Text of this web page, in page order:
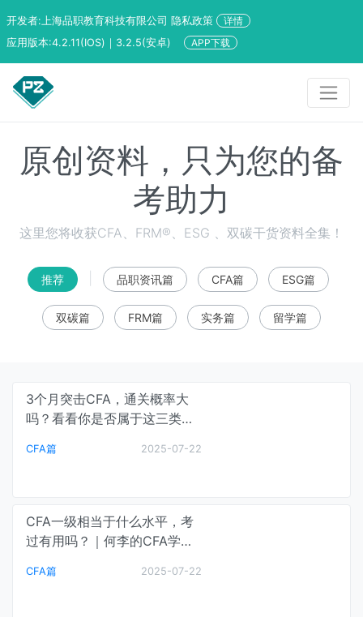
开发者:上海品职教育科技有限公司 隐私政策
详情
应用版本:4.2.11(IOS)｜3.2.5(安卓)
APP下载
原创资料，只为您的备
考助力
这里您将收获CFA、FRM®、ESG 、双碳干货资料全集！
推荐 品职资讯篇 CFA篇 ESG篇
双碳篇 FRM篇 实务篇 留学篇
3个月突击CFA，通关概率大
吗？看看你是否属于这三类
CFA篇 2025-07-22
CFA一级相当于什么水平，考
过有用吗？｜何李的CFA学习
CFA篇 2025-07-22